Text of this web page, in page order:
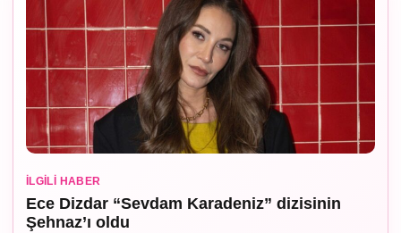
İLGILI HABER
Ece Dizdar “Sevdam Karadeniz” dizisinin
Şehnaz’ı oldu